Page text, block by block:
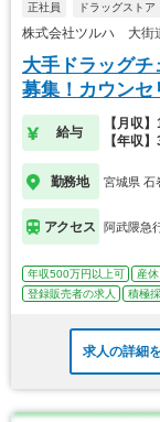
正社員 ドラッグストア
株式会社ツルハ 大街
大手ドラッグ
募集！カウンセ
給与
【月収
【年収
勤務地 宮城県 石
アクセス 阿武隈急
年収500万円以上可 産
登録販売者の求人
積極
求人の詳細